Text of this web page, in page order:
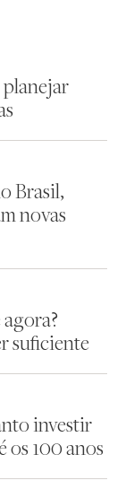
planejar
Brasil,
novas
suficiente
investir
os 100 anos